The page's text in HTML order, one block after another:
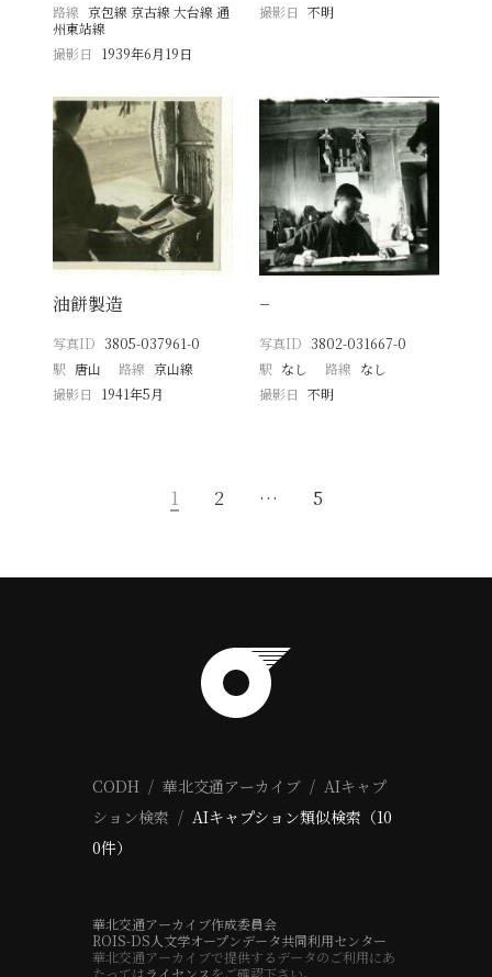
路線 京包線 京古線 大台線 通
州東站線
撮影日
1939年6月19日
撮影日 不明
油餅製造
写真ID 3805-037961-0
駅 唐山 路線 京山線
撮影日
1941年5月
−
写真ID 3802-031667-0
駅 なし 路線 なし
撮影日 不明
1 2 … 5
CODH 華北交通アーカイブ
AIキャプ
ション検索
AIキャプション類似検索（10
0件）
華北交通アーカイブ作成委員会
ROIS-DS人文学オープンデータ共同利用センター
華北交通アーカイブで提供するデータのご利用にあ